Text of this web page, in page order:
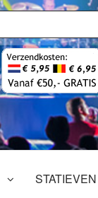
STATIEVEN